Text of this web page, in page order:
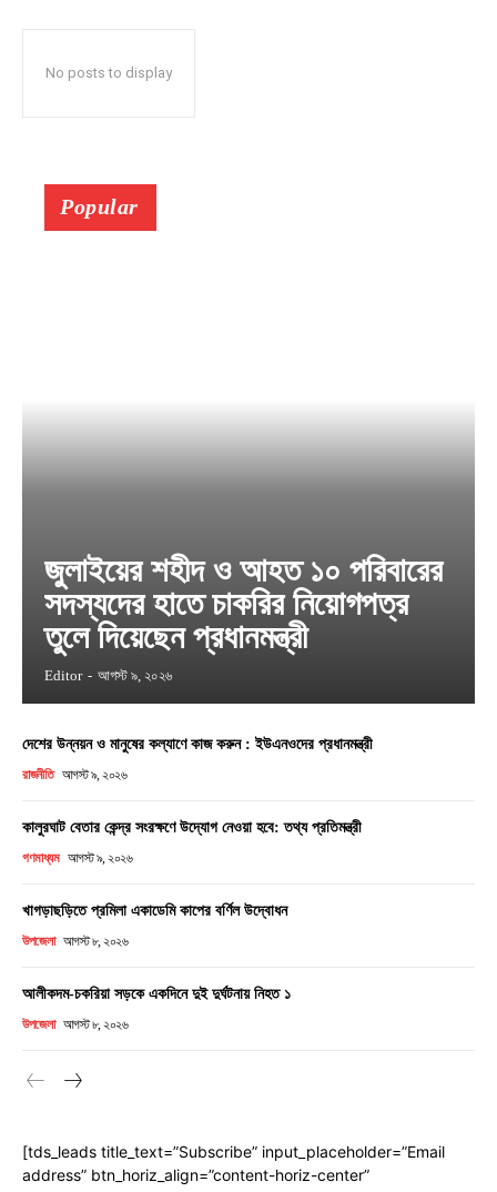
No posts to display
Popular
জুলাইয়ের শহীদ ও আহত ১০ পরিবারের
সদস্যদের হাতে চাকরির নিয়োগপত্র
তুলে দিয়েছেন প্রধানমন্ত্রী
Editor - আগস্ট ৯, ২০২৬
দেশের উন্নয়ন ও মানুষের কল্যাণে কাজ করুন : ইউএনওদের প্রধানমন্ত্রী
রাজনীতি আগস্ট ৯, ২০২৬
কালুরঘাট বেতার কেন্দ্র সংরক্ষণে উদ্যোগ নেওয়া হবে: তথ্য প্রতিমন্ত্রী
গণমাধ্যম আগস্ট ৯, ২০২৬
খাগড়াছড়িতে প্রমিলা একাডেমি কাপের বর্ণিল উদ্বোধন
উপজেলা আগস্ট ৮, ২০২৬
আলীকদম-চকরিয়া সড়কে একদিনে দুই দুর্ঘটনায় নিহত ১
উপজেলা আগস্ট ৮, ২০২৬
[tds_leads title_text=”Subscribe” input_placeholder=”Email
address” btn_horiz_align=”content-horiz-center”